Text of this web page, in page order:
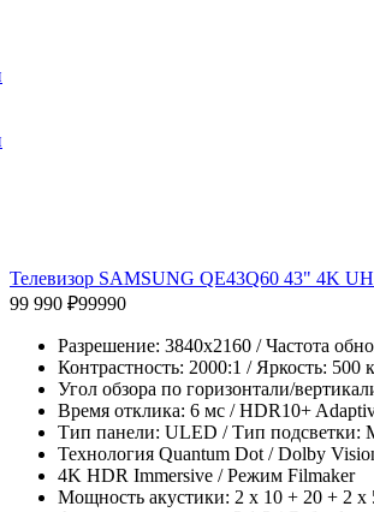
Телевизор SAMSUNG QE43Q60 43" 4K
99 990 ₽99990
Разрешение: 3840x2160 / Частота
Контрастность: 2000:1 / Яркость: 500
Угол обзора по горизонтали/
Время отклика: 6 мс / HDR10+
Тип панели: ULED / Тип подсветки:
Технология Quantum Dot / Dolby
4K HDR Immersive / Режим Filmaker
Мощность акустики: 2 x 10 + 20 + 2 x